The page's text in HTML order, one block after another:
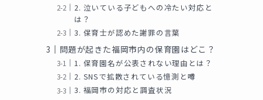
2. 泣いている子どもへの冷たい対応と
は？
3. 保育士が認めた謝罪の言葉
問題が起きた福岡市内の保育園はどこ？
1. 保育園名が公表されない理由とは？
2. SNSで拡散されている憶測と噂
3. 福岡市の対応と調査状況